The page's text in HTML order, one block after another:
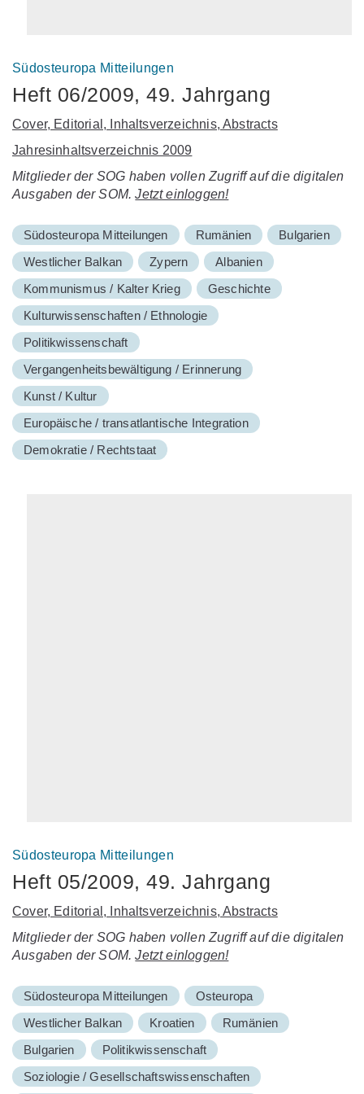
Südosteuropa Mitteilungen
Heft 06/2009, 49. Jahrgang
Cover, Editorial, Inhaltsverzeichnis, Abstracts
Jahresinhaltsverzeichnis 2009
Mitglieder der SOG haben vollen Zugriff auf die digitalen
Ausgaben der SOM.Jetzt einloggen!
Südosteuropa Mitteilungen Rumänien
Bulgarien
Westlicher Balkan
Zypern
Albanien
Kommunismus / Kalter Krieg
Geschichte
Kulturwissenschaften / Ethnologie
Politikwissenschaft
Vergangenheitsbewältigung / Erinnerung
Kunst / Kultur
Europäische / transatlantische Integration
Demokratie / Rechtstaat
Südosteuropa Mitteilungen
Heft 05/2009, 49. Jahrgang
Cover, Editorial, Inhaltsverzeichnis, Abstracts
Mitglieder der SOG haben vollen Zugriff auf die digitalen
Ausgaben der SOM.Jetzt einloggen!
Südosteuropa Mitteilungen
Osteuropa
Westlicher Balkan
Kroatien
Rumänien
Bulgarien
Politikwissenschaft
Soziologie / Gesellschaftswissenschaften